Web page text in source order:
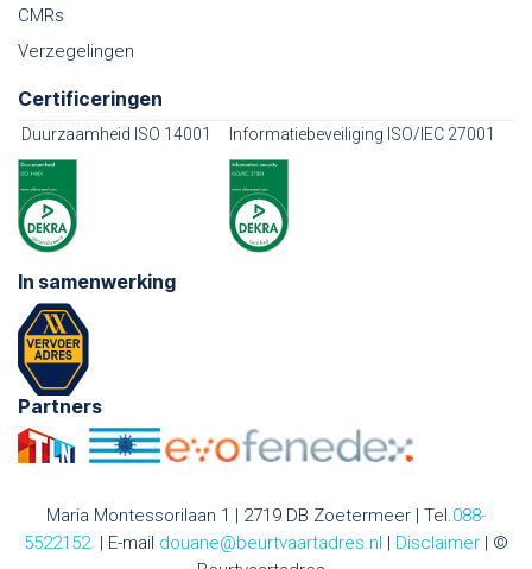
CMRs
Verzegelingen
Certificeringen
Duurzaamheid ISO 14001 Informatiebeveiliging ISO/IEC 27001
In samenwerking
Partners
Maria Montessorilaan 1 | 2719 DB Zoetermeer | Tel.088-
5522152| E-mail douane@beurtvaartadres.nl | Disclaimer | ©